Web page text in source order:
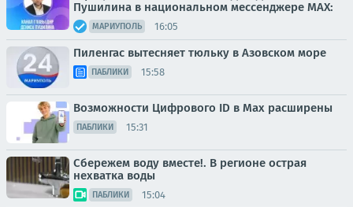
Пушилина в национальном мессенджере MAX:
МАРИУПОЛЬ 16:05
Пиленгас вытесняет тюльку в Азовском море
ПАБЛИКИ 15:58
Возможности Цифрового ID в Мах расширены
ПАБЛИКИ 15:31
Сбережем воду вместе!. В регионе острая
нехватка воды
ПАБЛИКИ 15:04